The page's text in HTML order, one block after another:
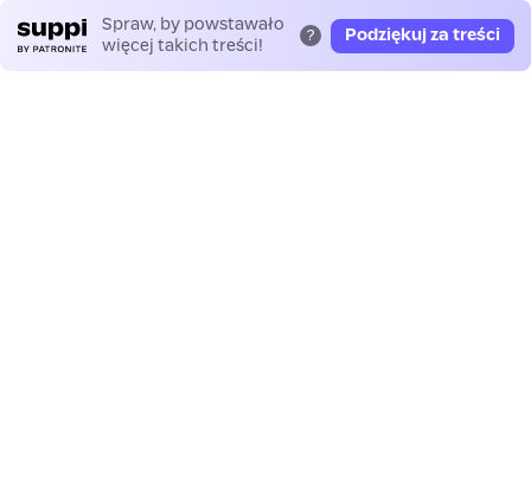
Spraw, by powstawało
więcej takich treści!
? Podziękuj za treści